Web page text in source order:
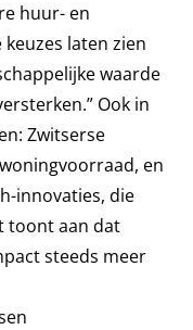
huur- en
laten zien
waarde
Ook in
Zwitserse
en
innovaties, die
toont aan dat
steeds meer